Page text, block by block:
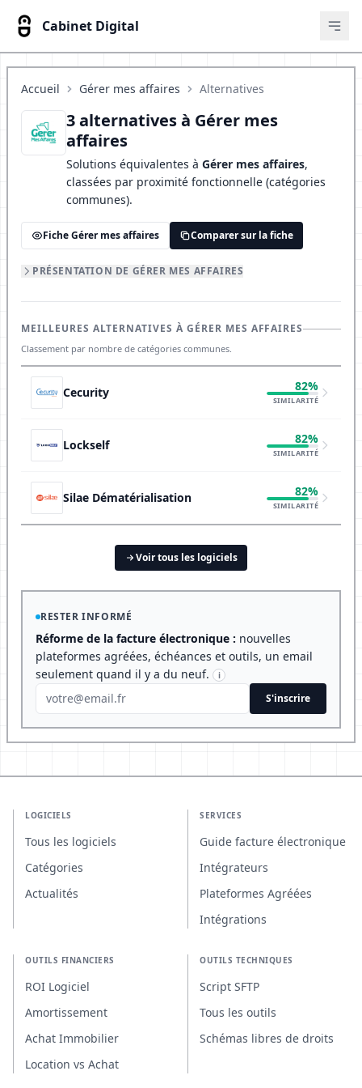
Cabinet Digital
Accueil Gérer mes affaires Alternatives
3 alternatives à Gérer mes
affaires
Solutions équivalentes à Gérer mes affaires,
classées par proximité fonctionnelle (catégories
communes).
Fiche Gérer mes affaires Comparer sur la fiche
PRÉSENTATION DE GÉRER MES AFFAIRES
MEILLEURES ALTERNATIVES À GÉRER MES AFFAIRES
Classement par nombre de catégories communes.
Cecurity 82%
SIMILARITÉ
Lockself 82%
SIMILARITÉ
Silae Dématérialisation 82%
SIMILARITÉ
Voir tous les logiciels
RESTER INFORMÉ
Réforme de la facture électronique : nouvelles
plateformes agréées, échéances et outils, un email
seulement quand il y a du neuf.
i
S'inscrire
LOGICIELS
Tous les logiciels
Catégories
Actualités
SERVICES
Guide facture électronique
Intégrateurs
Plateformes Agréées
Intégrations
OUTILS FINANCIERS
ROI Logiciel
Amortissement
Achat Immobilier
Location vs Achat
OUTILS TECHNIQUES
Script SFTP
Tous les outils
Schémas libres de droits